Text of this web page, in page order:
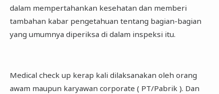
dalam mempertahankan kesehatan dan memberi
tambahan kabar pengetahuan tentang bagian-bagian
yang umumnya diperiksa di dalam inspeksi itu.
Medical check up kerap kali dilaksanakan oleh orang
awam maupun karyawan corporate ( PT/Pabrik ). Dan